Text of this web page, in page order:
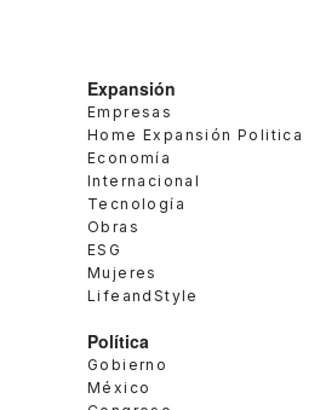
Expansión
Empresas
Home Expansión Politica
Economía
Internacional
Tecnología
Obras
ESG
Mujeres
LifeandStyle
Política
Gobierno
México